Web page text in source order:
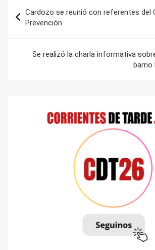
de
entradas
Cardozo se reunió con referentes del
Prevención
Se realizó la charla informativa
barrio